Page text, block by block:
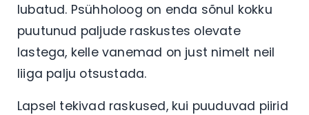
lubatud. Psühholoog on enda sõnul kokku
puutunud paljude raskustes olevate
lastega, kelle vanemad on just nimelt neil
liiga palju otsustada.
Lapsel tekivad raskused, kui puuduvad piirid